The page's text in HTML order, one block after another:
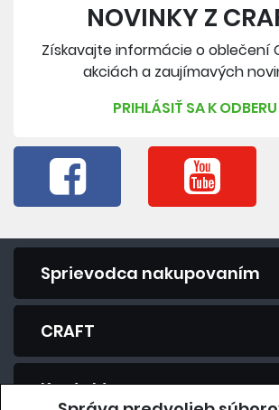
NOVINKY Z
Získavajte informácie o oblečení
akciách a zaujímavých
PRIHLÁSIŤ SA K ODBERU
Sprievodca nakupovaním
CRAFT
Kontakt